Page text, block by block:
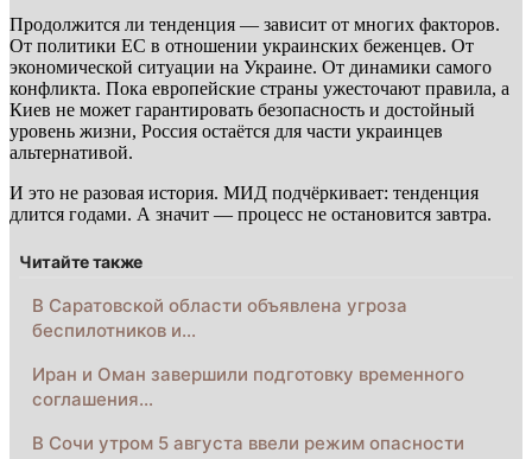
Продолжится ли тенденция — зависит от многих факторов.
От политики ЕС в отношении украинских беженцев. От
экономической ситуации на Украине. От динамики самого
конфликта. Пока европейские страны ужесточают правила, а
Киев не может гарантировать безопасность и достойный
уровень жизни, Россия остаётся для части украинцев
альтернативой.
И это не разовая история. МИД подчёркивает: тенденция
длится годами. А значит — процесс не остановится завтра.
Читайте также
В Саратовской области объявлена угроза
беспилотников и…
Иран и Оман завершили подготовку временного
соглашения…
В Сочи утром 5 августа ввели режим опасности